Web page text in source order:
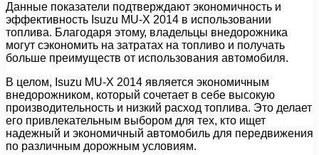
Данные показатели подтверждают экономичность и
эффективность Isuzu MU-X 2014 в использовании
топлива. Благодаря этому, владельцы внедорожника
могут сэкономить на затратах на топливо и получать
больше преимуществ от использования автомобиля.
В целом, Isuzu MU-X 2014 является экономичным
внедорожником, который сочетает в себе высокую
производительность и низкий расход топлива. Это делает
его привлекательным выбором для тех, кто ищет
надежный и экономичный автомобиль для передвижения
по различным дорожным условиям.